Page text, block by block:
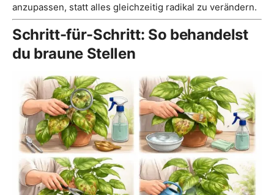
anzupassen, statt alles gleichzeitig radikal zu verändern.
Schritt-für-Schritt: So behandelst
du braune Stellen